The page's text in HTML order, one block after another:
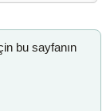
bu sayfanın